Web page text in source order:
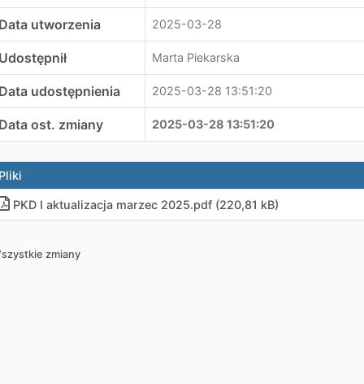
utworzenia 2025-03-28
Marta Piekarska
udostępnienia 2025-03-28 13:51:20
ost. zmiany 2025-03-28 13:51:20
PKD I aktualizacja marzec 2025.pdf (220,81 kB)
zmiany